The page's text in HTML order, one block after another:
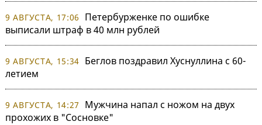
9 АВГУСТА, 17:06
Петербурженке по ошибке
выписали штраф в 40 млн рублей
9 АВГУСТА, 15:34 Беглов поздравил Хуснуллина с 60-
летием
9 АВГУСТА, 14:27
Мужчина напал с ножом на двух
прохожих в "Сосновке"